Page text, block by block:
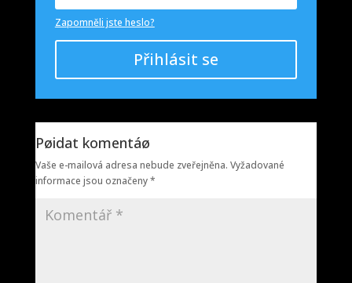
Zapomněli jste heslo?
Přihlásit se
Pøidat komentáø
Vaše e-mailová adresa nebude zveřejněna. Vyžadované
informace jsou označeny*